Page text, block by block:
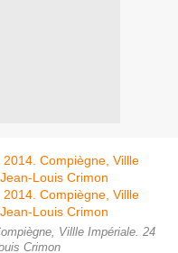
Villle Impériale. 24
Crimon